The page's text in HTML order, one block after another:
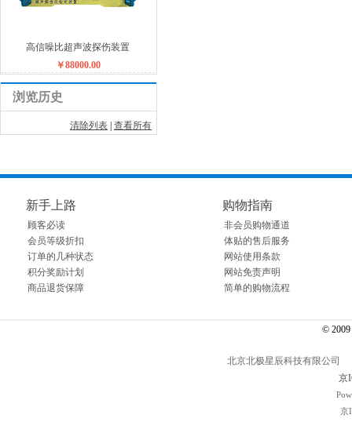
高信噪比超声波探伤装置
￥88000.00
浏览历史
清除列表 查看所有
新手上路
顾客必读
会员等级折扣
订单的几种状态
积分奖励计划
商品退货保障
购物指南
非会员购物通道
体贴的售后服务
网站使用条款
网站免责声明
简单的购物流程
© 2009
北京北极星辰科技有限公司
京
京